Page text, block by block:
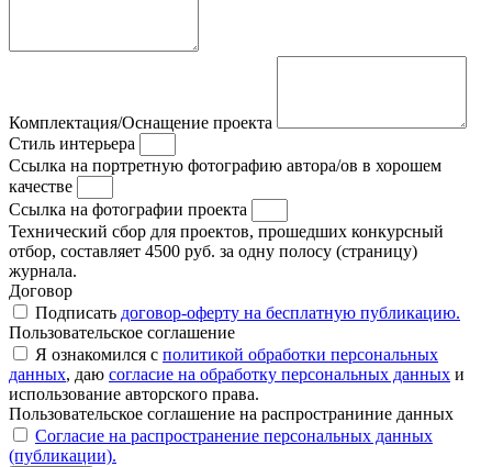
Комплектация/Оснащение проекта
Стиль интерьера
Ссылка на портретную фотографию автора/ов в хорошем
качестве
Ссылка на фотографии проекта
Технический сбор для проектов, прошедших конкурсный
отбор, составляет 4500 руб. за одну полосу (страницу)
журнала.
Договор
Подписать договор-оферту на бесплатную публикацию.
Пользовательское соглашение
Я ознакомился с политикой обработки персональных
данных, даю согласие на обработку персональных данных и
использование авторского права.
Пользовательское соглашение на распространиние данных
Согласие на распространение персональных данных
(публикации).